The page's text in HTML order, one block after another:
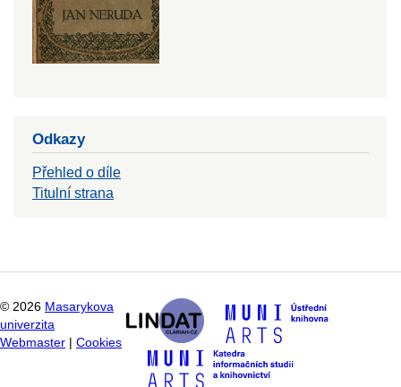
Odkazy
Přehled o díle
Titulní strana
© 2026 Masarykova
univerzita
Webmaster
Cookies